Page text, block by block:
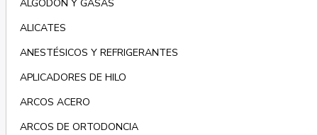
ALGODÓN Y GASAS
ALICATES
ANESTÉSICOS Y REFRIGERANTES
APLICADORES DE HILO
ARCOS ACERO
ARCOS DE ORTODONCIA